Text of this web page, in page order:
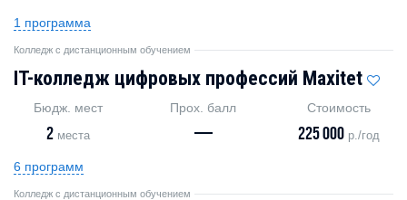
1 программа
Колледж с дистанционным обучением
IT-колледж цифровых профессий Maxitet
Бюдж. мест
2места
Прох. балл
—
Стоимость
225 000 р./год
6 программ
Колледж с дистанционным обучением